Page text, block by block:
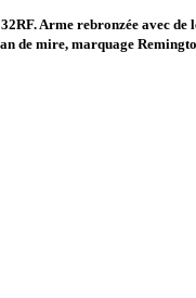
Arme rebronzée avec
de mire, marquage